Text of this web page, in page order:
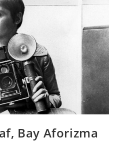
Bay Aforizma